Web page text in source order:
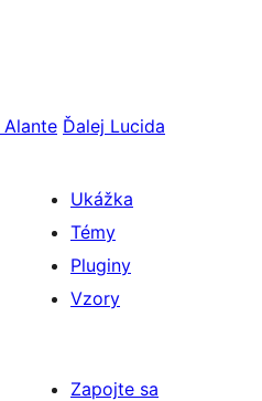
Alante Ďalej Lucida
Ukážka
Témy
Pluginy
Vzory
Zapojte sa